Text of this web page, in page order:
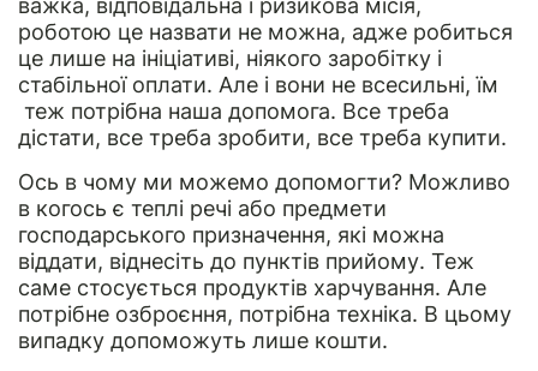
важка, відповідальна і ризикова місія,
роботою це назвати не можна, адже робиться
це лише на ініціативі, ніякого заробітку і
стабільної оплати. Але і вони не всесильні, їм
теж потрібна наша допомога. Все треба
дістати, все треба зробити, все треба купити.
Ось в чому ми можемо допомогти? Можливо
в когось є теплі речі або предмети
господарського призначення, які можна
віддати, віднесіть до пунктів прийому. Теж
саме стосується продуктів харчування. Але
потрібне озброєння, потрібна техніка. В цьому
випадку допоможуть лише кошти.